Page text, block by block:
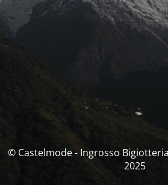
© Castelmode - Ingrosso
2025